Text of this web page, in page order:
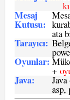
Mesaj
Kutusu:
ata
Tarayıcı:
Oyunlar:
+
Java:
asp,